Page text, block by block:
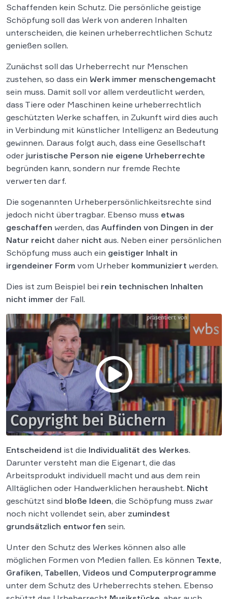
Schaffenden kein Schutz. Die persönliche geistige
Schöpfung soll das Werk von anderen Inhalten
unterscheiden, die keinen urheberrechtlichen Schutz
genießen sollen.
Zunächst soll das Urheberrecht nur Menschen
zustehen, so dass ein Werk immer menschengemacht
sein muss. Damit soll vor allem verdeutlicht werden,
dass Tiere oder Maschinen keine urheberrechtlich
geschützten Werke schaffen, in Zukunft wird dies auch
in Verbindung mit künstlicher Intelligenz an Bedeutung
gewinnen. Daraus folgt auch, dass eine Gesellschaft
oder juristische Person nie eigene Urheberrechte
begründen kann, sondern nur fremde Rechte
verwerten darf.
Die sogenannten Urheberpersönlichkeitsrechte sind
jedoch nicht übertragbar. Ebenso muss etwas
geschaffen werden, das Auffinden von Dingen in der
Natur reicht daher nicht aus. Neben einer persönlichen
Schöpfung muss auch ein geistiger Inhalt in
irgendeiner Form vom Urheber kommuniziert werden.
Dies ist zum Beispiel bei rein technischen Inhalten
nicht immer der Fall.
Entscheidend ist die Individualität des Werkes.
Darunter versteht man die Eigenart, die das
Arbeitsprodukt individuell macht und aus dem rein
Alltäglichen oder Handwerklichen heraushebt. Nicht
geschützt sind bloße Ideen, die Schöpfung muss zwar
noch nicht vollendet sein, aber zumindest
grundsätzlich entworfen sein.
Unter den Schutz des Werkes können also alle
möglichen Formen von Medien fallen. Es können Texte,
Grafiken, Tabellen, Videos und Computerprogramme
unter dem Schutz des Urheberrechts stehen. Ebenso